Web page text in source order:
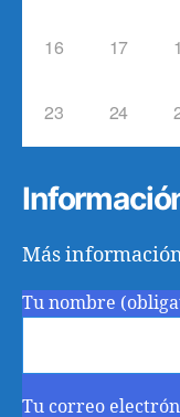
16 17
23 24
Más
Tu nombre
Tu correo